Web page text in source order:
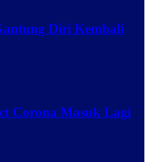
Diri Kembali
Corona Masuk Lagi